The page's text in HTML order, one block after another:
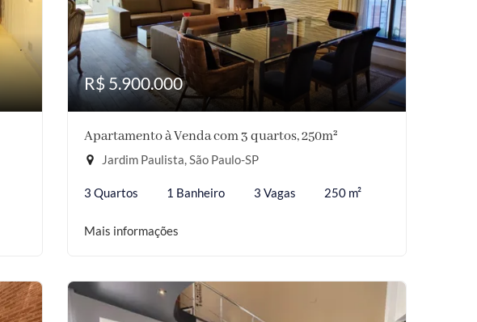
R$ 5.900.000
Apartamento à Venda com 3 quartos, 250m²
Jardim Paulista, São Paulo-SP
3 Quartos 1 Banheiro 3 Vagas 250 m²
Mais informações